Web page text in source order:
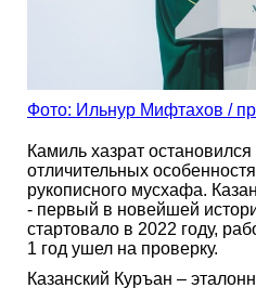
Фото: Ильнур Мифтахов /
Камиль хазрат
отличительных
рукописного мусхафа.
- первый в новейшей
стартовало в 2022 году,
1 год ушел на проверку.
Казанский Куръан –